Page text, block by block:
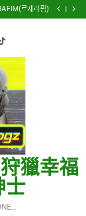
Free
Integration
虹 – 菅田将暉
르세라핌)
Free
獵幸福
士